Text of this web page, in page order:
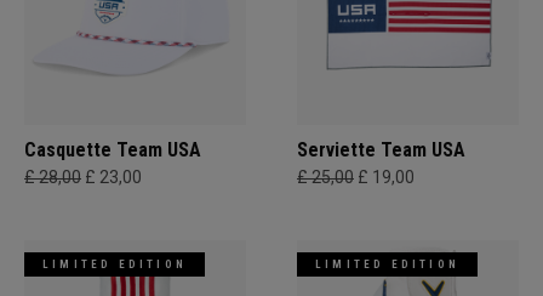
Casquette Team USA
£ 28,00 £ 23,00
Serviette Team USA
£ 25,00 £ 19,00
LIMITED EDITION LIMITED EDITION